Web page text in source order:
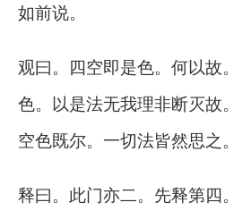
如前说。
观曰。四空即是色。何以故
色。以是法无我理非断灭故
空色既尔。一切法皆然思之。
释曰。此门亦二。先释第四